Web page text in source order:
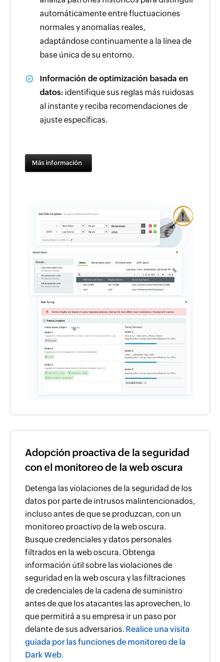
automáticamente entre fluctuaciones
normales y anomalías reales,
adaptándose continuamente a la línea de
base única de su entorno.
Información de optimización basada en
datos: identifique sus reglas más ruidosas
al instante y reciba recomendaciones de
ajuste específicas.
Más información
Adopción proactiva de la seguridad
con el monitoreo de la web oscura
Detenga las violaciones de la seguridad de los
datos por parte de intrusos malintencionados,
incluso antes de que se produzcan, con un
monitoreo proactivo de la web oscura.
Busque credenciales y datos personales
filtrados en la web oscura. Obtenga
información útil sobre las violaciones de
seguridad en la web oscura y las filtraciones
de credenciales de la cadena de suministro
antes de que los atacantes las aprovechen, lo
que permitirá a su empresa ir un paso por
delante de sus adversarios. Realice una visita
guiada por las funciones de monitoreo de la
Dark Web.